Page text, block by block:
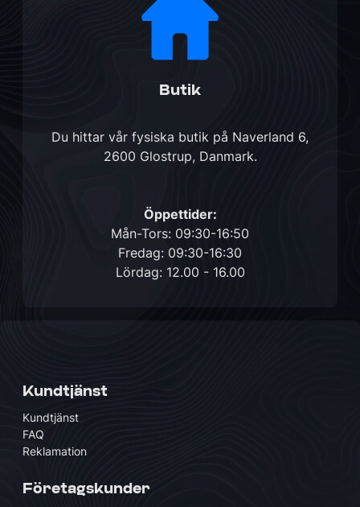
Butik
Du hittar vår fysiska butik på Naverland 6,
2600 Glostrup, Danmark.
Öppettider:
Mån-Tors: 09:30-16:50
Fredag: 09:30-16:30
Lördag: 12.00 - 16.00
Kundtjänst
Kundtjänst
FAQ
Reklamation
Företagskunder